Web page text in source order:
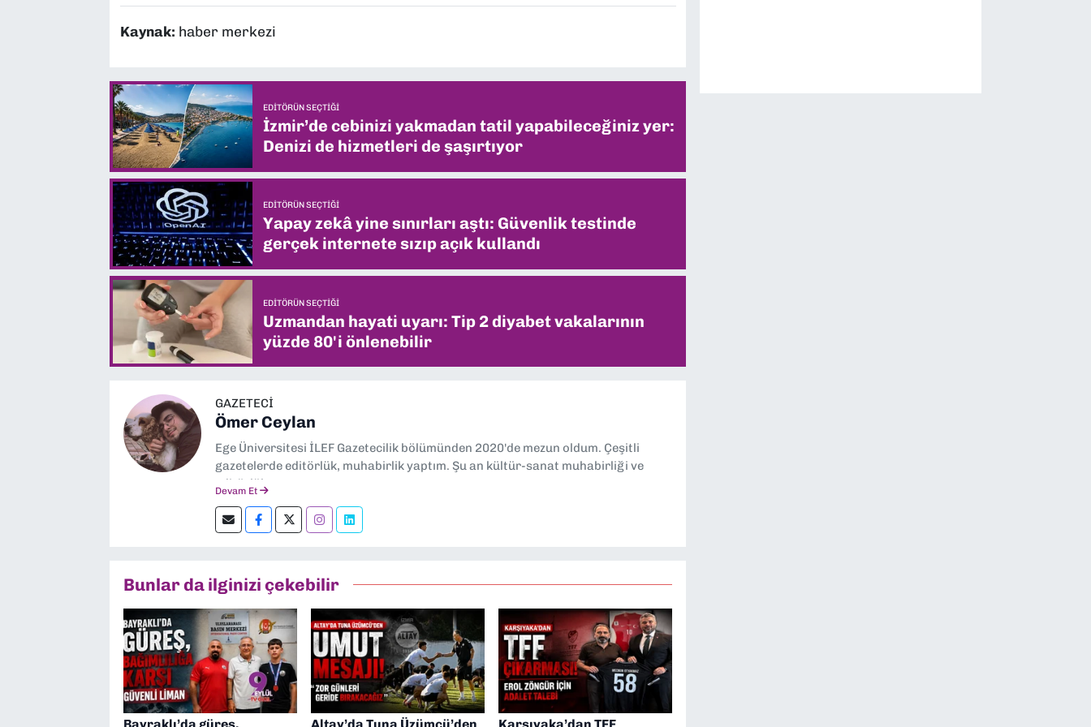
Kaynak: haber merkezi
EDITÖRÜN SEÇTIĞI
İzmir’de cebinizi yakmadan tatil yapabileceğiniz yer:
Denizi de hizmetleri de şaşırtıyor
EDITÖRÜN SEÇTIĞI
Yapay zekâ yine sınırları aştı: Güvenlik testinde
gerçek internete sızıp açık kullandı
EDITÖRÜN SEÇTIĞI
Uzmandan hayati uyarı: Tip 2 diyabet vakalarının
yüzde 80'i önlenebilir
GAZETECİ
Ömer Ceylan
Ege Üniversitesi İLEF Gazetecilik bölümünden 2020'de mezun oldum. Çeşitli
gazetelerde editörlük, muhabirlik yaptım. Şu an kültür-sanat muhabirliği ve
editörlük yapıyorum.
Devam Et
Bunlar da ilginizi çekebilir